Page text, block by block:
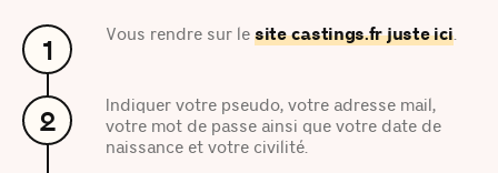
1 Vous rendre sur le site castings.fr juste ici
2
Indiquer votre pseudo, votre adresse mail,
votre mot de passe ainsi que votre date de
naissance et votre civilité.